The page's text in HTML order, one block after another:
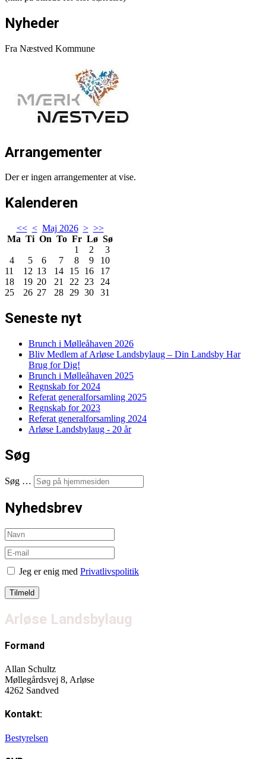
Nyheder
Fra Næstved Kommune
Arrangementer
Der er ingen arrangementer at vise.
Kalenderen
<< < Maj 2026 > >>
Ma Ti On To Fr Lø Sø
1
2
3
4
5 6 7 8 9
10
11
12 13 14 15 16
17
18
19 20 21 22 23
24
25
26 27 28 29 30 31
Seneste nyt
Brunch i Mølleåhaven 2026
Bliv Medlem af Arløse Landsbylaug – Din Landsby Har
Brug for Dig!
Brunch i Mølleåhaven 2025
Regnskab for 2024
Referat generalforsamling 2025
Regnskab for 2023
Referat generalforsamling 2024
Arløse Landsbylaug - 20 år
Søg
Søg …
Nyhedsbrev
Jeg er enig med Privatlivspolitik
Arløse Landsbylaug
Formand
Allan Schultz
Møllegårdsvej 8, Arløse
4262 Sandved
Kontakt:
Bestyrelsen